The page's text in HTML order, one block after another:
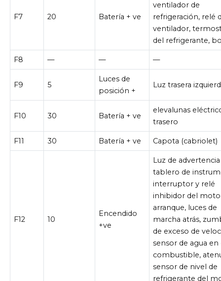
F7 20 Batería + ve
ventilador de
refrigeración, relé
ventilador,
del refrigerante,
F8 — — —
F9 5
Luces de
posición +
Luz trasera
F10 30 Batería + ve
elevalunas
trasero
F11 30 Batería + ve Capota (cabriolet)
F12 10
Encendido
+ve
Luz de
tablero de
interruptor y relé
inhibidor del
arranque, luces de
marcha atrás,
de exceso de
sensor de agua en
combustible,
sensor de nivel de
refrigerante del